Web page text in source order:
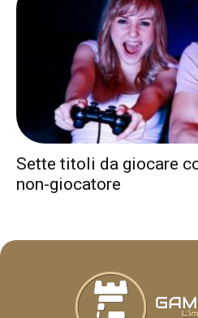
Sette titoli da giocare
non-giocatore